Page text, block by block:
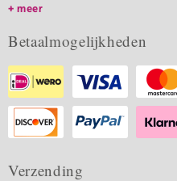
meer
Betaalmogelijkheden
Verzending